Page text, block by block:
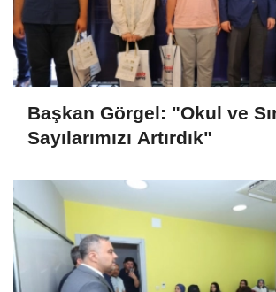
Başkan Görgel: "Okul ve
Sayılarımızı Artırdık"